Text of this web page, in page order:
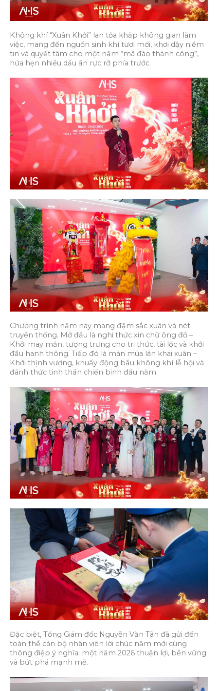
Không khí “Xuân Khởi” lan tỏa khắp không gian làm
việc, mang đến nguồn sinh khí tươi mới, khơi dậy niềm
tin và quyết tâm cho một năm “mã đáo thành công”,
hứa hẹn nhiều dấu ấn rực rỡ phía trước.
Chương trình năm nay mang đậm sắc xuân và nét
truyền thống. Mở đầu là nghi thức xin chữ ông đồ –
Khởi may mắn, tượng trưng cho tri thức, tài lộc và khởi
đầu hanh thông. Tiếp đó là màn múa lân khai xuân –
Khởi thịnh vượng, khuấy động bầu không khí lễ hội và
đánh thức tinh thần chiến binh đầu năm.
Đặc biệt, Tổng Giám đốc Nguyễn Văn Tân đã gửi đến
toàn thể cán bộ nhân viên lời chúc năm mới cùng
thông điệp ý nghĩa: một năm 2026 thuận lợi, bền vững
và bứt phá mạnh mẽ.